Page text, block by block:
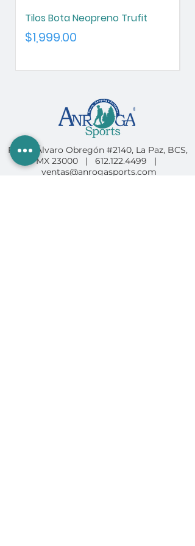
Tilos Bota Neopreno Trufit
Precio
$1,999.00
Paseo Álvaro Obregón #2140, La Paz, BCS,
MX 23000 | 612.122.4499 |
ventas@anrogasports.com